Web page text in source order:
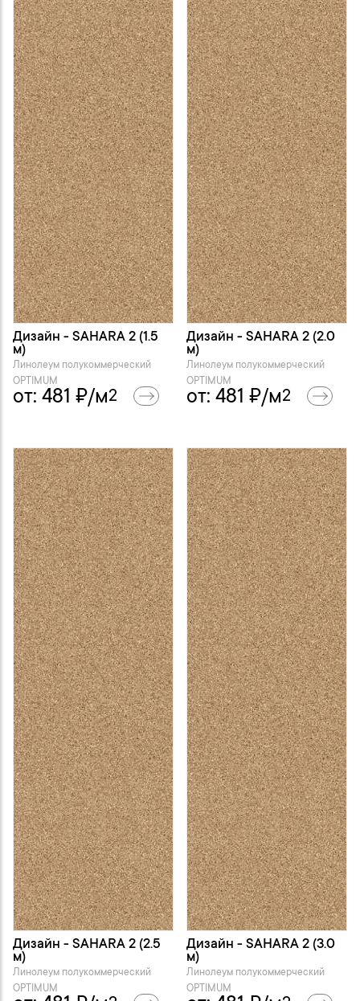
Дизайн - SAHARA 2 (1.5
м)
Линолеум полукоммерческий
OPTIMUM
от: 481 ₽/м2
Дизайн - SAHARA 2 (2.0
м)
Линолеум полукоммерческий
OPTIMUM
от: 481 ₽/м2
Дизайн - SAHARA 2 (2.5
м)
Линолеум полукоммерческий
OPTIMUM
Дизайн - SAHARA 2 (3.0
м)
Линолеум полукоммерческий
OPTIMUM